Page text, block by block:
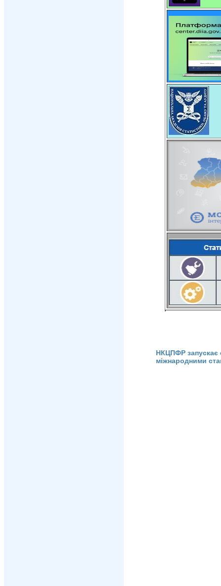
НКЦПФР запускає
міжнародними